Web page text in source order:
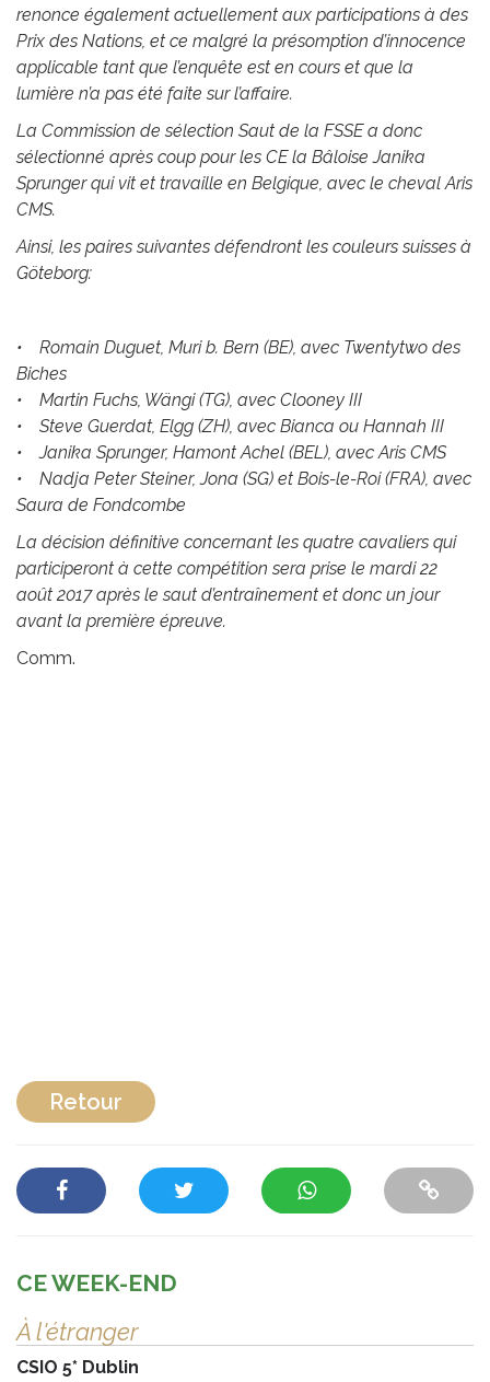
renonce également actuellement aux participations à des
Prix des Nations, et ce malgré la présomption d’innocence
applicable tant que l’enquête est en cours et que la
lumière n’a pas été faite sur l’affaire.
La Commission de sélection Saut de la FSSE a donc
sélectionné après coup pour les CE la Bâloise Janika
Sprunger qui vit et travaille en Belgique, avec le cheval Aris
CMS.
Ainsi, les paires suivantes défendront les couleurs suisses à
Göteborg:
• Romain Duguet, Muri b. Bern (BE), avec Twentytwo des
Biches
• Martin Fuchs, Wängi (TG), avec Clooney III
• Steve Guerdat, Elgg (ZH), avec Bianca ou Hannah III
• Janika Sprunger, Hamont Achel (BEL), avec Aris CMS
• Nadja Peter Steiner, Jona (SG) et Bois-le-Roi (FRA), avec
Saura de Fondcombe
La décision définitive concernant les quatre cavaliers qui
participeront à cette compétition sera prise le mardi 22
août 2017 après le saut d’entraînement et donc un jour
avant la première épreuve.
Comm.
Retour
CE WEEK-END
À l'étranger
CSIO 5* Dublin